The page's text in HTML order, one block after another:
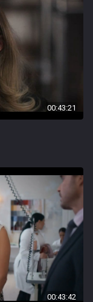
00:43:21
00:43:42